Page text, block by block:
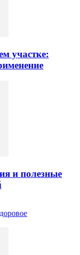
участке:
и полезные